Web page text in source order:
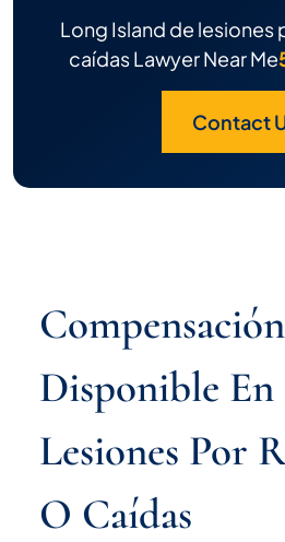
Long Island de lesiones
caídas Lawyer Near Me
Contact
Compensación
Disponible En
Lesiones Por
O Caídas